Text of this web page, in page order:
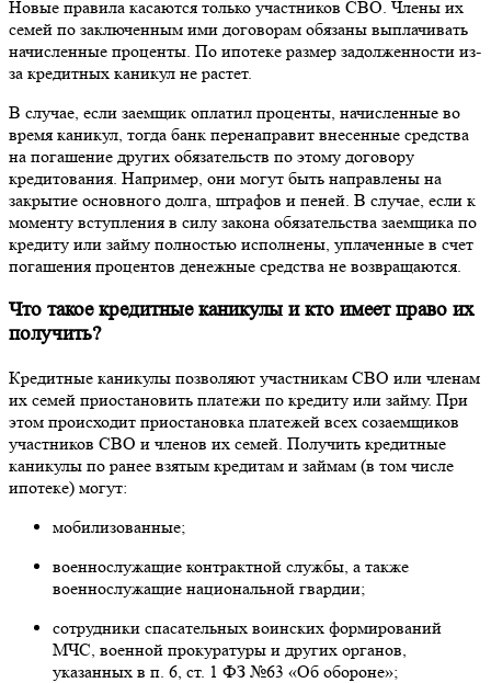
Новые правила касаются только участников СВО. Члены их
семей по заключенным ими договорам обязаны выплачивать
начисленные проценты. По ипотеке размер задолженности из-
за кредитных каникул не растет.
В случае, если заемщик оплатил проценты, начисленные во
время каникул, тогда банк перенаправит внесенные средства
на погашение других обязательств по этому договору
кредитования. Например, они могут быть направлены на
закрытие основного долга, штрафов и пеней. В случае, если к
моменту вступления в силу закона обязательства заемщика по
кредиту или займу полностью исполнены, уплаченные в счет
погашения процентов денежные средства не возвращаются.
Что такое кредитные каникулы и кто имеет право их
получить?
Кредитные каникулы позволяют участникам СВО или членам
их семей приостановить платежи по кредиту или займу. При
этом происходит приостановка платежей всех созаемщиков
участников СВО и членов их семей. Получить кредитные
каникулы по ранее взятым кредитам и займам (в том числе
ипотеке) могут:
мобилизованные;
военнослужащие контрактной службы, а также
военнослужащие национальной гвардии;
сотрудники спасательных воинских формирований
МЧС, военной прокуратуры и других органов,
указанных в п. 6, ст. 1 ФЗ №63 «Об обороне»;